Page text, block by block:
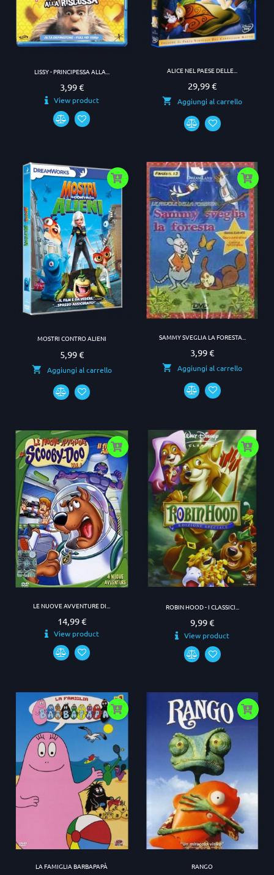
LISSY - PRINCIPESSA ALLA...
Prezzo
3,99 €
View product
ALICE NEL PAESE DELLE...
Prezzo
29,99 €
Aggiungi al carrello
MOSTRI CONTRO ALIENI
Prezzo
5,99 €
Aggiungi al carrello
SAMMY SVEGLIA LA FORESTA...
Prezzo
3,99 €
Aggiungi al carrello
LE NUOVE AVVENTURE DI...
Prezzo
14,99 €
View product
ROBIN HOOD - I CLASSICI...
Prezzo
9,99 €
View product
LA FAMIGLIA BARBAPAPÀ RANGO